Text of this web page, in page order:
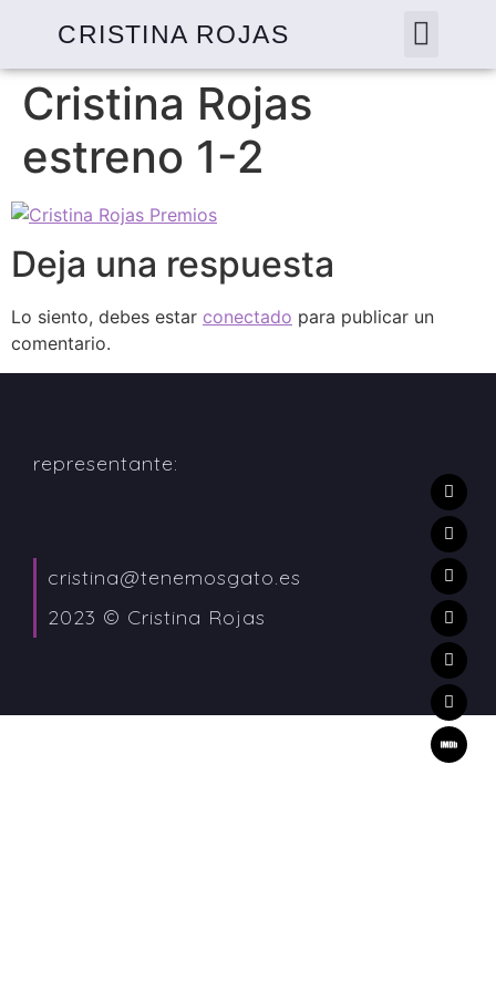
CRISTINA ROJAS
Cristina Rojas
estreno 1-2
Deja una respuesta
Lo siento, debes estar conectado para publicar un
comentario.
representante:
cristina@tenemosgato.es
2023 © Cristina Rojas